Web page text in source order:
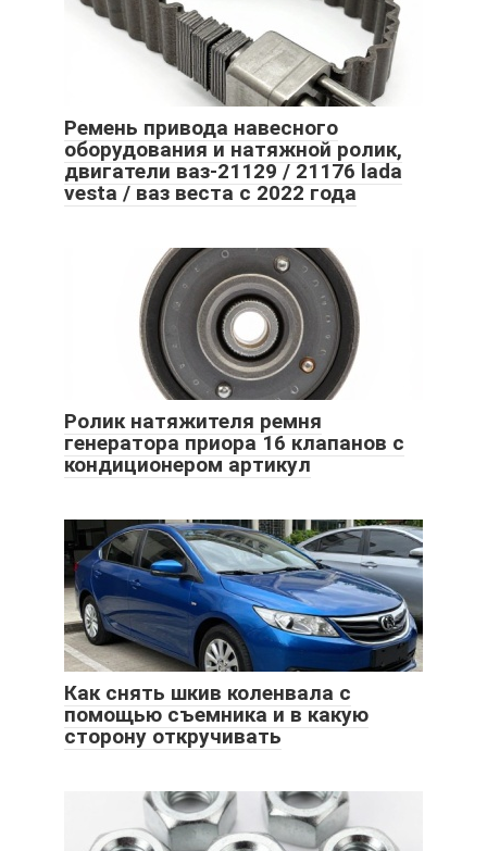
Ремень привода навесного
оборудования и натяжной ролик,
двигатели ваз-21129 / 21176 lada
vesta / ваз веста с 2022 года
Ролик натяжителя ремня
генератора приора 16 клапанов с
кондиционером артикул
Как снять шкив коленвала с
помощью съемника и в какую
сторону откручивать